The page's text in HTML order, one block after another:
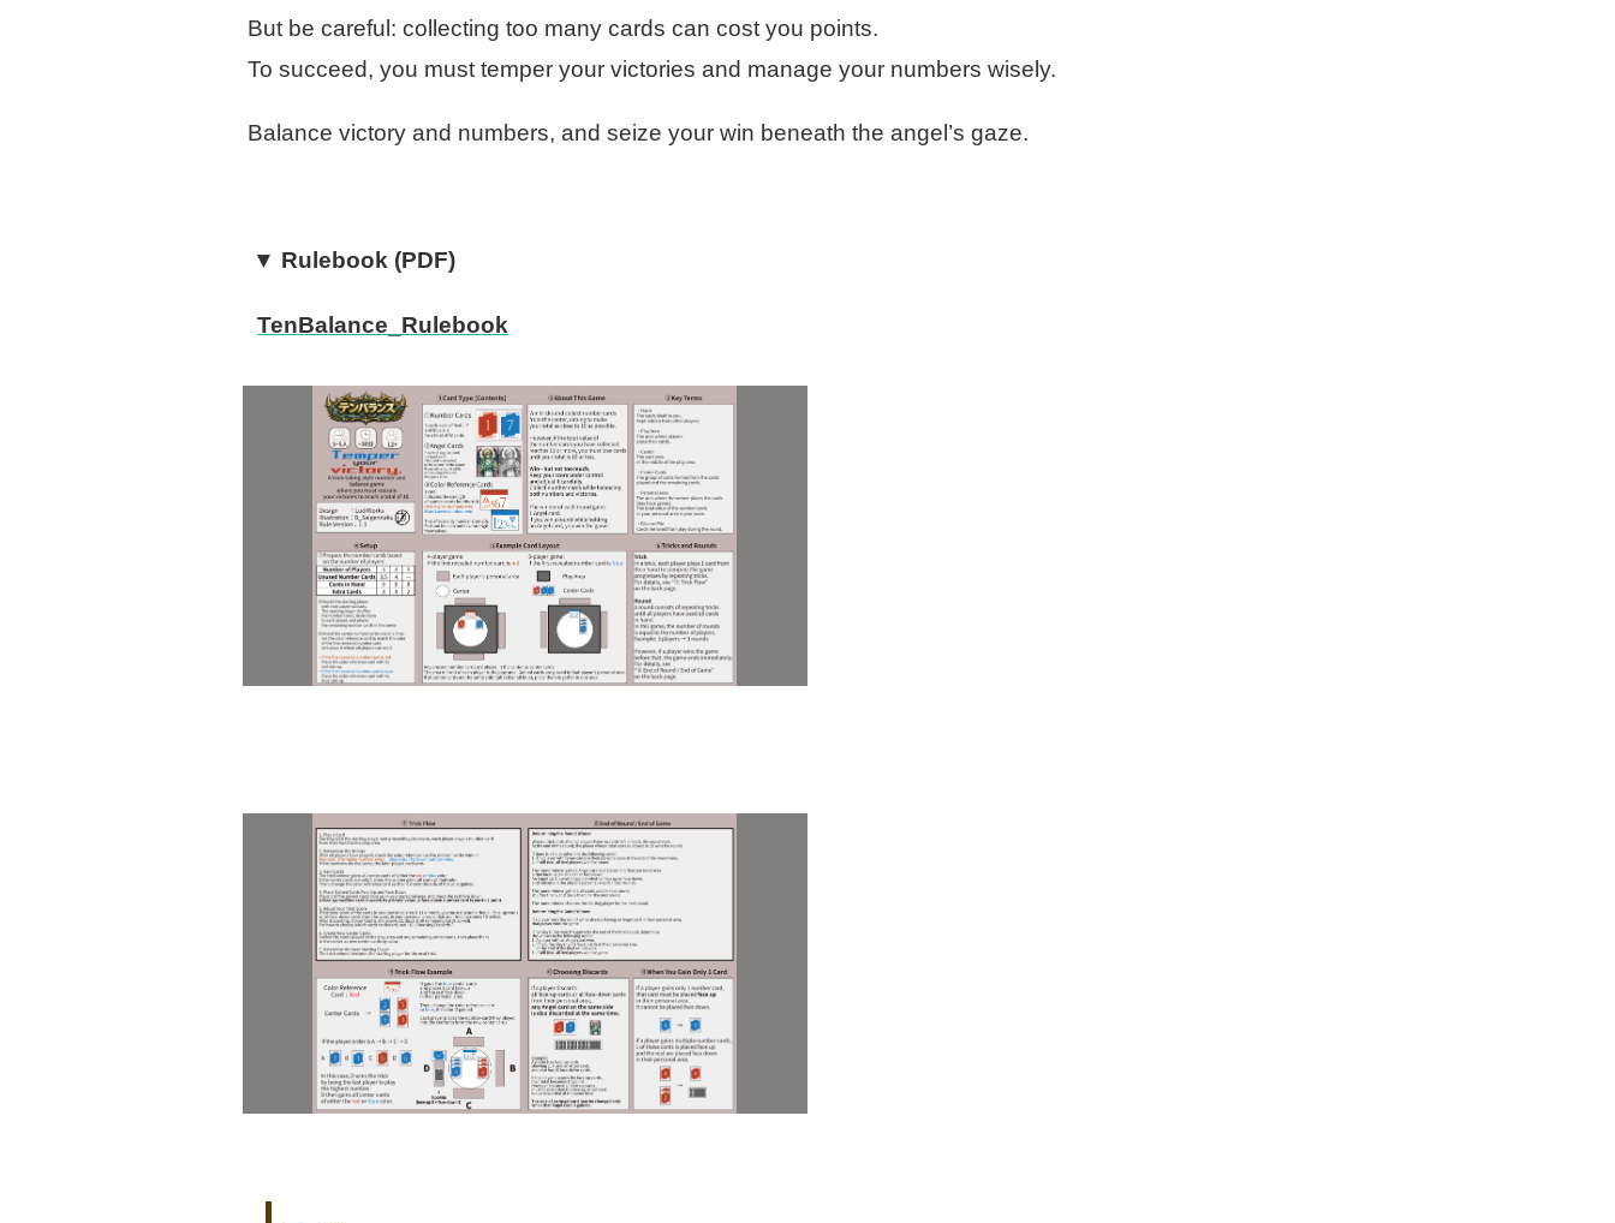
But be careful: collecting too many cards can cost you points.
To succeed, you must temper your victories and manage your numbers wisely.
Balance victory and numbers, and seize your win beneath the angel’s gaze.
▼ Rulebook (PDF)
TenBalance_Rulebook